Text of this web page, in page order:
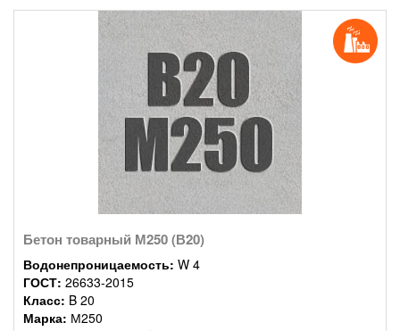
Бетон товарный М250 (В20)
Водонепроницаемость: W 4
ГОСТ: 26633-2015
Класс: B 20
Марка: М250